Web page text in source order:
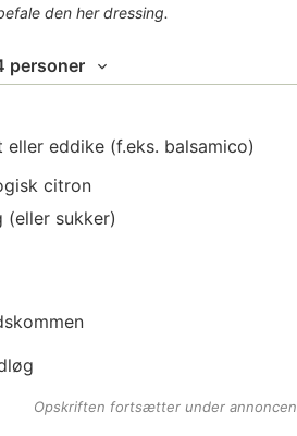
den her dressing.
personer
eller eddike (f.eks. balsamico)
citron
(eller sukker)
Opskriften fortsætter under annoncen